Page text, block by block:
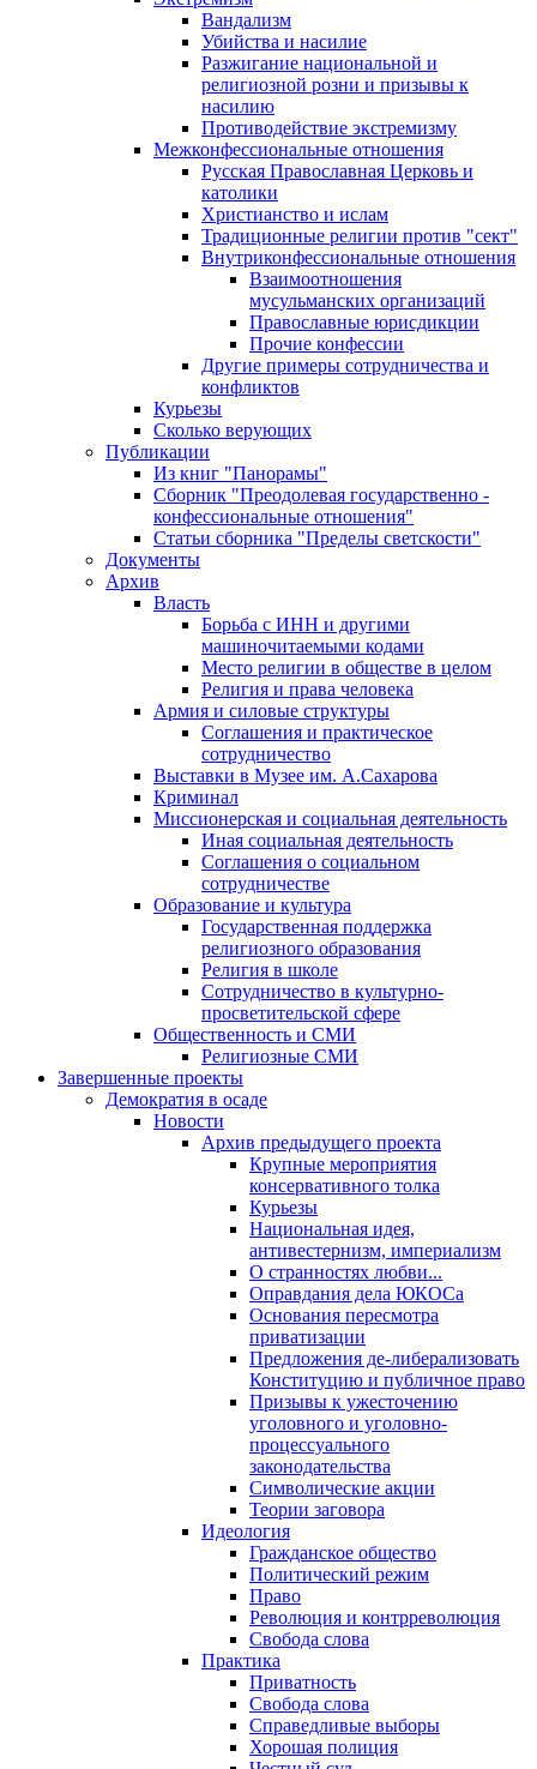
Вандализм
Убийства и насилие
Разжигание национальной и
религиозной розни и призывы к
насилию
Противодействие экстремизму
Межконфессиональные отношения
Русская Православная Церковь и
католики
Христианство и ислам
Традиционные религии против "сект"
Внутриконфессиональные отношения
Взаимоотношения
мусульманских организаций
Православные юрисдикции
Прочие конфессии
Другие примеры сотрудничества и
конфликтов
Курьезы
Сколько верующих
Публикации
Из книг "Панорамы"
Сборник "Преодолевая государственно -
конфессиональные отношения"
Статьи сборника "Пределы светскости"
Документы
Архив
Власть
Борьба с ИНН и другими
машиночитаемыми кодами
Место религии в обществе в целом
Религия и права человека
Армия и силовые структуры
Соглашения и практическое
сотрудничество
Выставки в Музее им. А.Сахарова
Криминал
Миссионерская и социальная деятельность
Иная социальная деятельность
Соглашения о социальном
сотрудничестве
Образование и культура
Государственная поддержка
религиозного образования
Религия в школе
Сотрудничество в культурно-
просветительской сфере
Общественность и СМИ
Религиозные СМИ
Завершенные проекты
Демократия в осаде
Новости
Архив предыдущего проекта
Крупные мероприятия
консервативного толка
Курьезы
Национальная идея,
антивестернизм, империализм
О странностях любви...
Оправдания дела ЮКОСа
Основания пересмотра
приватизации
Предложения де-либерализовать
Конституцию и публичное право
Призывы к ужесточению
уголовного и уголовно-
процессуального
законодательства
Символические акции
Теории заговора
Идеология
Гражданское общество
Политический режим
Право
Революция и контрреволюция
Свобода слова
Практика
Приватность
Свобода слова
Справедливые выборы
Хорошая полиция